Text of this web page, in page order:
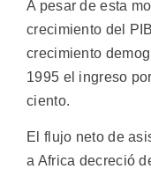
A pesar de esta
crecimiento del
crecimiento
1995 el ingreso
ciento.
El flujo neto de
a Africa decreció